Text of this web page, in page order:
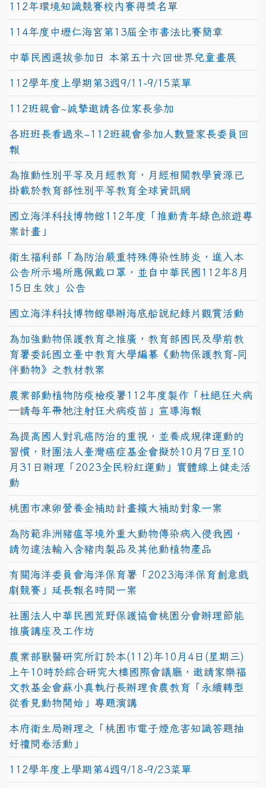
112年環境知識競賽校內賽得獎名單
114年度中壢仁海宮第13屆全市書法比賽簡章
中華民國選拔參加日 本第五十六回世界兒童畫展
112學年度上學期第3週9/11-9/15菜單
112班親會~誠摯邀請各位家長參加
各班班長看過來~112班親會參加人數暨家長委員回
報
為推動性別平等及月經教育，月經相關教學資源已
掛載於教育部性別平等教育全球資訊網
國立海洋科技博物館112年度「推動青年綠色旅遊專
案計畫」
衛生福利部「為防治嚴重特殊傳染性肺炎，進入本
公告所示場所應佩戴口罩，並自中華民國112年8月
15日生效」公告
國立海洋科技博物館舉辦海底船說紀錄片觀賞活動
為加強動物保護教育之推廣，教育部國民及學前教
育署委託國立臺中教育大學編纂《動物保護教育-同
伴動物》之教材教案
農業部動植物防疫檢疫署112年度製作「杜絕狂犬病
—請每年帶牠注射狂犬病疫苗」宣導海報
為提高國人對乳癌防治的重視，並養成規律運動的
習慣，財團法人臺灣癌症基金會擬於10月7日至10
月31日辦理「2023全民粉紅運動」實體線上健走活
動
桃園市凍卵營養金補助計畫擴大補助對象一案
為防範非洲豬瘟等境外重大動物傳染病入侵我國，
請勿違法輸入含豬肉製品及其他動植物產品
有關海洋委員會海洋保育署「2023海洋保育創意戲
劇競賽」延長報名時間一案
社團法人中華民國荒野保護協會桃園分會辦理節能
推廣講座及工作坊
農業部獸醫研究所訂於本(112)年10月4日(星期三)
上午10時於綜合研究大樓國際會議廳，邀請家樂福
文教基金會蘇小真執行長辦理食農教育「永續轉型
從看見動物開始」專題演講
本府衛生局辦理之「桃園市電子煙危害知識答題抽
好禮問卷活動」
112學年度上學期第4週9/18-9/23菜單